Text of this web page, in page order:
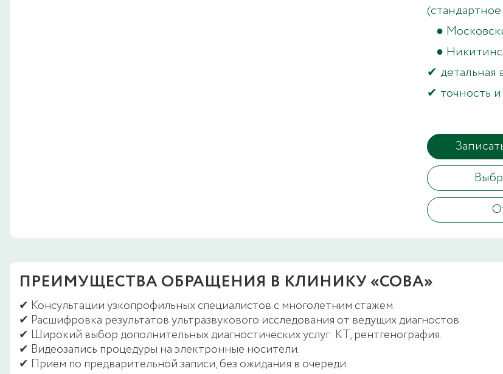
●
●
✔ детальная
✔ точность
ПРЕИМУЩЕСТВА ОБРАЩЕНИЯ В КЛИНИКУ «СОВА»
✔ Консультации узкопрофильных специалистов с многолетним стажем.
✔ Расшифровка результатов ультразвукового исследования от ведущих диагностов.
✔ Широкий выбор дополнительных диагностических услуг: КТ, рентгенография.
✔ Видеозапись процедуры на электронные носители.
✔ Прием по предварительной записи, без ожидания в очереди.